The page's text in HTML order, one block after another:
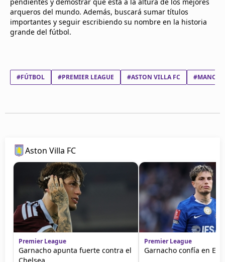
arqueros del mundo. Además, buscará sumar títulos
importantes y seguir escribiendo su nombre en la historia
grande del fútbol.
#FÚTBOL #PREMIER LEAGUE #ASTON VILLA FC
Aston Villa FC
Premier League
Garnacho apunta fuerte contra el
Premier League
Garnacho confía en